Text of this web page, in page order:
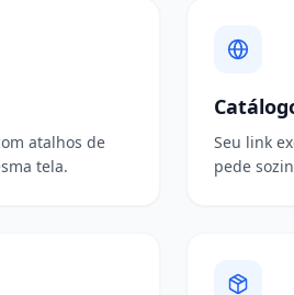
atalhos de
tela.
Seu link
pede